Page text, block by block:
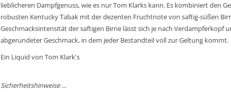
lieblicheren Dampfgenuss, wie es nur Tom Klarks kann. Es kombiniert den
robusten Kentucky Tabak mit der dezenten Fruchtnote von saftig-süßen
Geschmacksintensität der saftigen Birne lässt sich je nach Verdampferkopf
abgerundeter Geschmack, in dem jeder Bestandteil voll zur Geltung kommt.
Ein Liquid von Tom Klark's
Sicherheitshinweise ...